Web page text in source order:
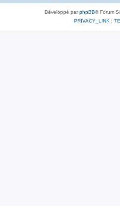
Développé parphpBB® Forum
PRIVACY_LINK |